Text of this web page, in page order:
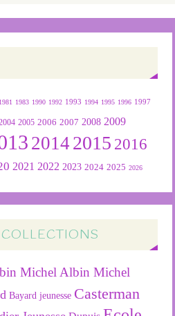
1981 1983 1990 1992 1993 1994 1995 1996 1997
2005 2006 2007 2008 2009
2014 2015 2016
2021 2022 2023 2024 2025 2026
Michel Albin Michel
Bayard jeunesse Casterman